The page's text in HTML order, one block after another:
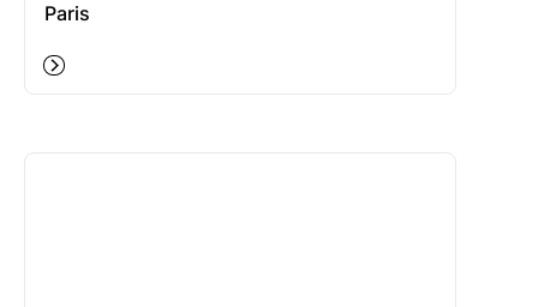
Paris